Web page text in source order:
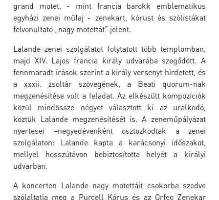
grand motet, - mint francia barokk emblematikus
egyházi zenei műfaj - zenekart, kórust és szólistákat
felvonultató „nagy motettát” jelent.
Lalande zenei szolgálatot folytatott több templomban,
majd XIV. Lajos francia király udvarába szegődött. A
fennmaradt írások szerint a király versenyt hirdetett, és
a xxxii. zsoltár szövegének, a Beati quorum-nak
megzenésítése volt a feladat. Az elkészült kompozíciók
közül mindössze négyet választott ki az uralkodó,
köztük Lalande megzenésítését is. A zeneműpályázat
nyertesei –negyedévenként osztozkodtak a zenei
szolgálaton: Lalande kapta a karácsonyi időszakot,
mellyel hosszútávon bebiztosította helyét a királyi
udvarban.
A koncerten Lalande nagy motettáit csokorba szedve
szólaltatja meg a Purcell Kórus és az Orfeo Zenekar